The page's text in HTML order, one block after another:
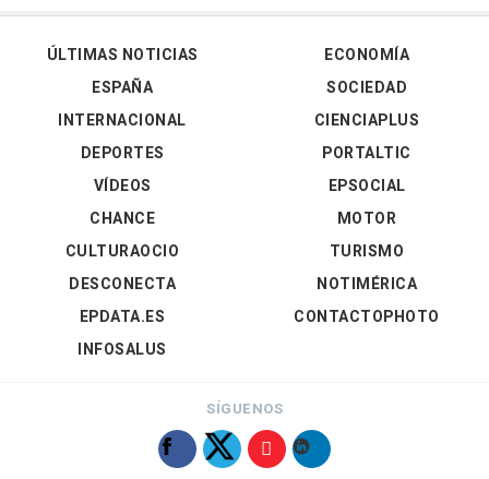
ÚLTIMAS NOTICIAS
ESPAÑA
INTERNACIONAL
DEPORTES
VÍDEOS
ECONOMÍA
SOCIEDAD
CIENCIAPLUS
PORTALTIC
EPSOCIAL
CHANCE
CULTURAOCIO
DESCONECTA
EPDATA.ES
INFOSALUS
MOTOR
TURISMO
NOTIMÉRICA
CONTACTOPHOTO
SÍGUENOS